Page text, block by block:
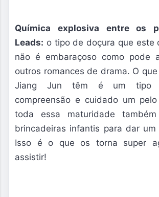
Química explosiva entre os
Leads: o tipo de doçura que este
não é embaraçoso como pode
outros romances de drama. O que
Jiang Jun têm é um tipo
compreensão e cuidado um
toda essa maturidade
brincadeiras infantis para dar
Isso é o que os torna super
assistir!